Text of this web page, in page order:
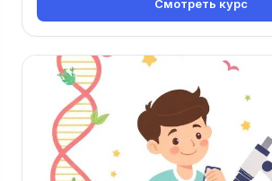
Смотреть курс